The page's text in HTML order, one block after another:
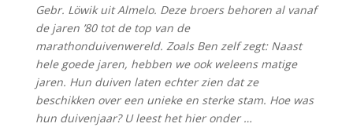
Gebr. Löwik uit Almelo. Deze broers behoren al vanaf
de jaren ’80 tot de top van de
marathonduivenwereld. Zoals Ben zelf zegt: Naast
hele goede jaren, hebben we ook weleens matige
jaren. Hun duiven laten echter zien dat ze
beschikken over een unieke en sterke stam. Hoe was
hun duivenjaar? U leest het hier onder …